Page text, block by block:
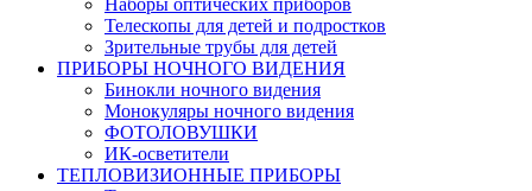
Наборы оптических приборов
Телескопы для детей и подростков
Зрительные трубы для детей
ПРИБОРЫ НОЧНОГО ВИДЕНИЯ
Бинокли ночного видения
Монокуляры ночного видения
ФОТОЛОВУШКИ
ИК-осветители
ТЕПЛОВИЗИОННЫЕ ПРИБОРЫ